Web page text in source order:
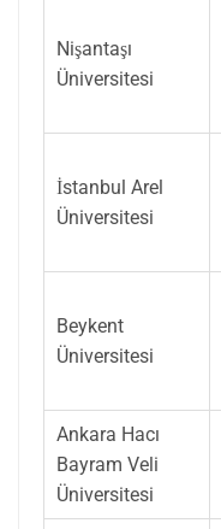
Nişantaşı
Üniversitesi
İstanbul Arel
Üniversitesi
Beykent
Üniversitesi
Ankara Hacı
Bayram Veli
Üniversitesi